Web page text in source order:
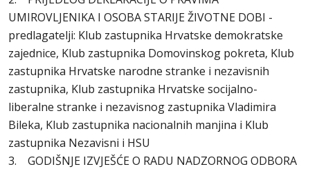
UMIROVLJENIKA I OSOBA STARIJE ŽIVOTNE DOBI -
predlagatelji: Klub zastupnika Hrvatske demokratske
zajednice, Klub zastupnika Domovinskog pokreta, Klub
zastupnika Hrvatske narodne stranke i nezavisnih
zastupnika, Klub zastupnika Hrvatske socijalno-
liberalne stranke i nezavisnog zastupnika Vladimira
Bileka, Klub zastupnika nacionalnih manjina i Klub
zastupnika Nezavisni i HSU
3. GODIŠNJE IZVJEŠĆE O RADU NADZORNOG ODBORA